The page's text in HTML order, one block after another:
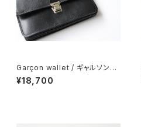
Garçon wallet / ギャルソンウ
ォレット
¥18,700